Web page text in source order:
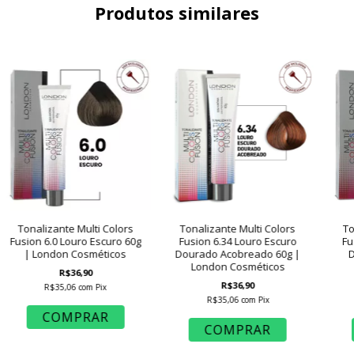
Produtos similares
Tonalizante Multi Colors
Fusion 6.0 Louro Escuro 60g
| London Cosméticos
R$36,90
R$35,06com Pix
Tonalizante Multi Colors
Fusion 6.34 Louro Escuro
Dourado Acobreado 60g |
London Cosméticos
R$36,90
R$35,06com Pix